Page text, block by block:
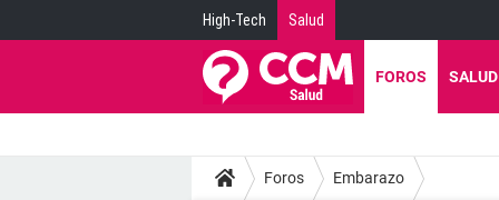
High-Tech Salud
FOROS SALUD
Foros Embarazo